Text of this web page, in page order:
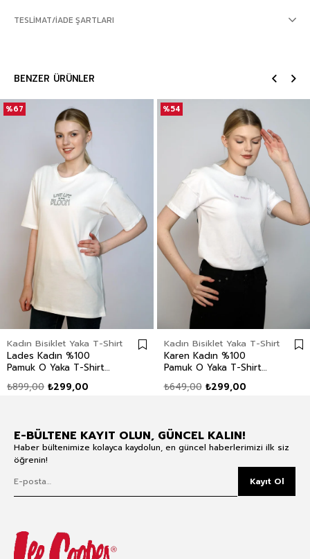
TESLIMAT/İADE ŞARTLARI
BENZER ÜRÜNLER
Kadın Bisiklet Yaka T-Shirt
Lades Kadın %100
Pamuk O Yaka T-Shirt
₺299,00
₺899,00
%67
Kadın Bisiklet Yaka T-Shirt
Karen Kadın %100
Pamuk O Yaka T-Shirt
₺299,00
₺649,00
%54
E-BÜLTENE KAYIT OLUN, GÜNCEL KALIN!
Haber bültenimize kolayca kaydolun, en güncel haberlerimizi ilk siz
öğrenin!
Kayıt Ol